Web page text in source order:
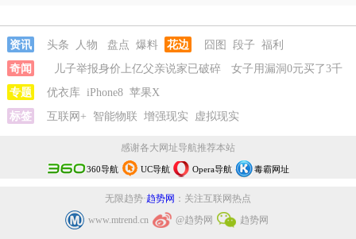
资讯 头条 人物 盘点 爆料 花边 囧图 段子 福利
奇闻
儿子举报身价上亿父亲说家已破碎
女子用漏洞0元买了3千
台电器
直播自杀日本女网红已身亡
国宣布国家灾难状态
儿子举报身价上亿父亲说家已破碎
专题 优衣库 iPhone8 苹果X
标签
互联网+ 智能物联 增强现实 虚拟现实
感谢各大网址导航推荐本站
360导航 UC导航 Opera导航 毒霸网址
无限趋势·趋势网 ：关注互联网热点
www.mtrend.cn
@趋势网 趋势网